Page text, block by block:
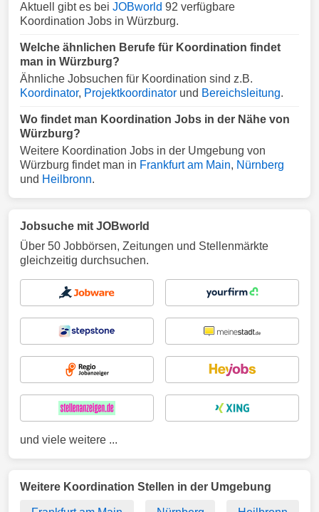
Aktuell gibt es bei JOBworld 92 verfügbare
Koordination Jobs in Würzburg.
Welche ähnlichen Berufe für Koordination findet
man in Würzburg?
Ähnliche Jobsuchen für Koordination sind z.B.
Koordinator, Projektkoordinator und Bereichsleitung.
Wo findet man Koordination Jobs in der Nähe von
Würzburg?
Weitere Koordination Jobs in der Umgebung von
Würzburg findet man in Frankfurt am Main, Nürnberg
und Heilbronn.
Jobsuche mit JOBworld
Über 50 Jobbörsen, Zeitungen und Stellenmärkte
gleichzeitig durchsuchen.
und viele weitere ...
Weitere Koordination Stellen in der Umgebung